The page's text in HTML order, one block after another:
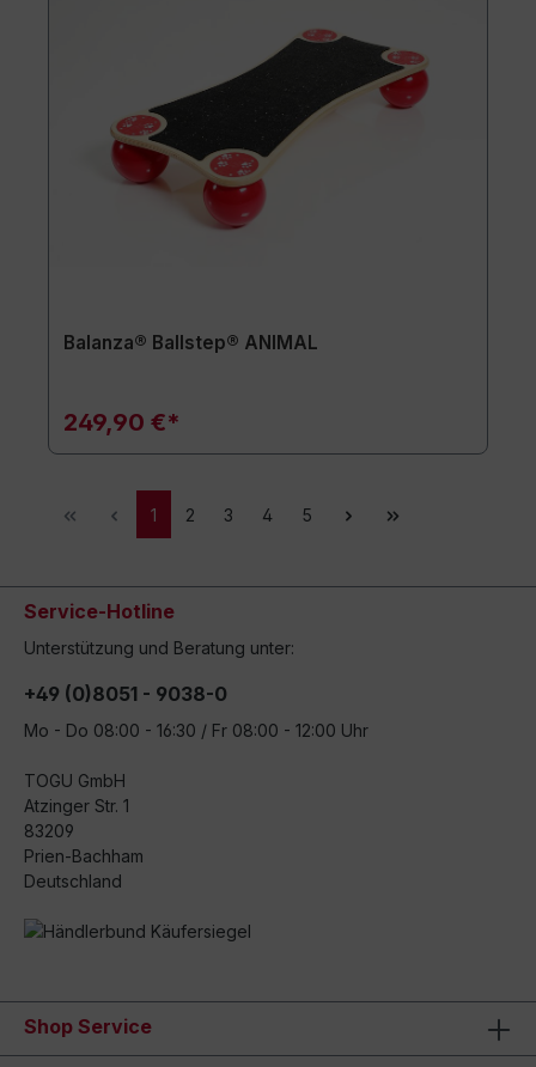
Balanza® Ballstep® ANIMAL
249,90 €*
1 2 3 4 5
Service-Hotline
Unterstützung und Beratung unter:
+49 (0)8051 - 9038-0
Mo - Do 08:00 - 16:30 / Fr 08:00 - 12:00 Uhr
TOGU GmbH
Atzinger Str. 1
83209
Prien-Bachham
Deutschland
Shop Service